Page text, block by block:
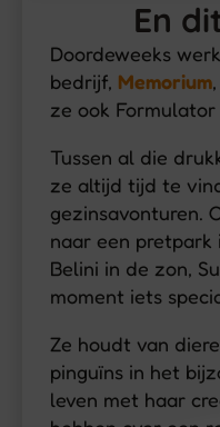
En
Doordeweeks
bedrijf, Memorium
ze ook Formulator
Tussen al die
ze altijd tijd te
gezinsavonturen.
naar een pretpark
Belini in de zon,
moment iets
Ze houdt van
pinguïns in het
leven met haar